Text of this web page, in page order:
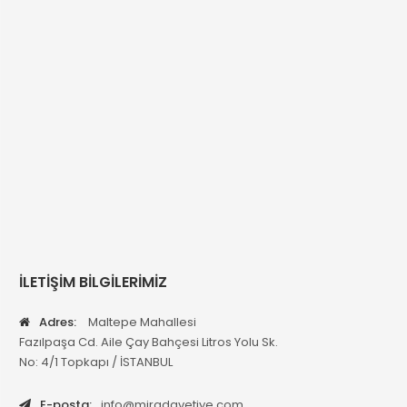
İLETİŞİM BİLGİLERİMİZ
Adres:
Maltepe Mahallesi
Fazılpaşa Cd. Aile Çay Bahçesi Litros Yolu Sk.
No: 4/1 Topkapı / İSTANBUL